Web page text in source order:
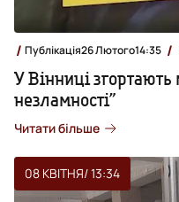
Публікація26 Лютого14:35
У Вінниці згортають
незламності”
Читати більше
08 КВІТНЯ/ 13:34